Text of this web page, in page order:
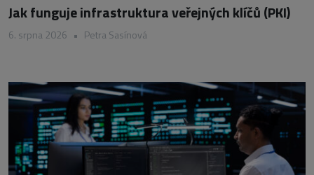
Jak funguje infrastruktura veřejných klíčů (PKI)
6. srpna 2026 • Petra Sasínová